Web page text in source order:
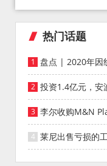
热门话题
盘点 | 2020年因
投资1.4亿元，安
能仓库
李尔收购M&N
统业务
莱尼出售亏损的
投资者